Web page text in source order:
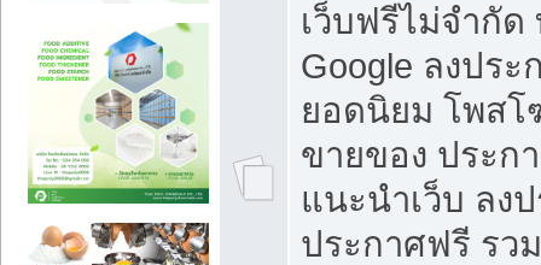
เว็บฟรีไม่จำกัด
Google ลงประ
ยอดนิยม โพส
ขายของ ประก
แนะนำเว็บ ลง
ประกาศฟรี รว